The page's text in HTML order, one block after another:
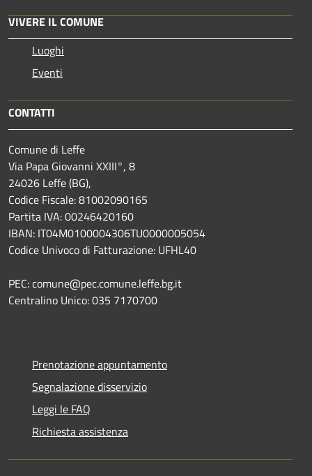
VIVERE IL COMUNE
Luoghi
Eventi
CONTATTI
Comune di Leffe
Via Papa Giovanni XXIII°, 8
24026 Leffe (BG),
Codice Fiscale: 81002090165
Partita IVA: 00246420160
IBAN: IT04M0100004306TU0000005054
Codice Univoco di Fatturazione: UFHL40
PEC: comune@pec.comune.leffe.bg.it
Centralino Unico: 035 7170700
Prenotazione appuntamento
Segnalazione disservizio
Leggi le FAQ
Richiesta assistenza